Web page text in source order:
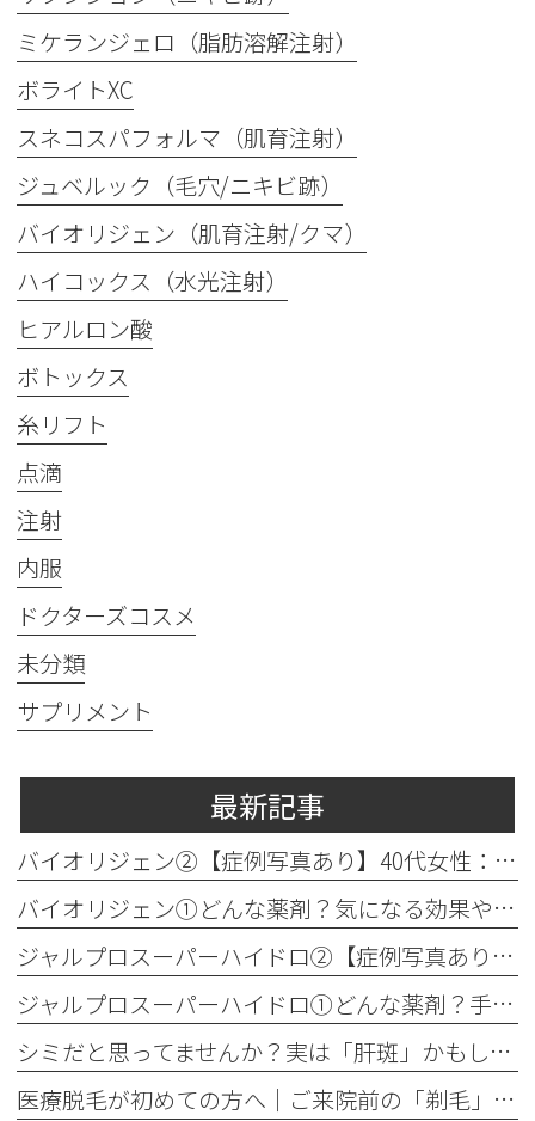
ミケランジェロ（脂肪溶解注射）
ボライトXC
スネコスパフォルマ（肌育注射）
ジュベルック（毛穴/ニキビ跡）
バイオリジェン（肌育注射/クマ）
ハイコックス（水光注射）
ヒアルロン酸
ボトックス
糸リフト
点滴
注射
内服
ドクターズコスメ
未分類
サプリメント
最新記事
バイオリジェン②【症例写真あり】40代女性：目元の小じわ改善
バイオリジェン①どんな薬剤？気になる効果やダウンタイムについて解説
ジャルプロスーパーハイドロ②【症例写真あり】50代女性：ほうれい線・口横たるみ改善【手打ち注射】
ジャルプロスーパーハイドロ①どんな薬剤？手打ちとハイコックスの違いも解説
シミだと思ってませんか？実は「肝斑」かもしれません
医療脱毛が初めての方へ│ご来院前の「剃毛」がとても大切な理由